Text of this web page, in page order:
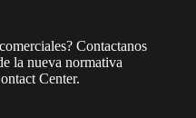
Contactanos
la nueva normativa
Center.